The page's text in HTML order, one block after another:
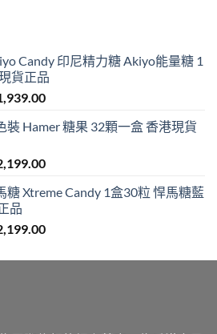
Candy 印尼精力糖 Akiyo能量糖 1
貨正品
Price
$759.00
$1,939.00
裝 Hamer 糖果 32顆一盒 香港現貨
Price
$899.00
$2,199.00
糖 Xtreme Candy 1盒30粒 悍馬糖藍
品
Price
$899.00